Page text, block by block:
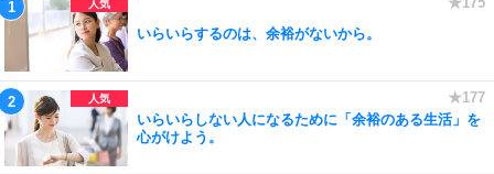
いらいらするのは、余裕がないから。
いらいらしない人になるために「余裕のある生活」を
心がけよう。